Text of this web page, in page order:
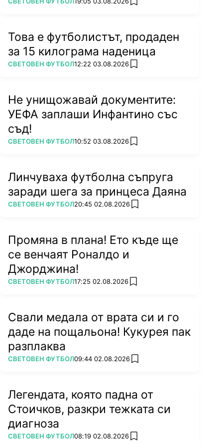
add favorites
Това е футболистът, продаден
за 15 килограма наденица
ПОВЕЧЕ ОТ
СВЕТОВЕН ФУТБОЛ12:22 03.08.2026 add favorites
Не унищожавай документите:
УЕФА заплаши Инфантино със
съд!
ПОВЕЧЕ ОТ
СВЕТОВЕН ФУТБОЛ10:52 03.08.2026 add favorites
Линчуваха футболна съпруга
заради шега за принцеса Даяна
ПОВЕЧЕ ОТ
СВЕТОВЕН ФУТБОЛ20:45 02.08.2026 add favorites
Промяна в плана! Ето къде ще
се венчаят Роналдо и
Джорджина!
ПОВЕЧЕ ОТ
СВЕТОВЕН ФУТБОЛ17:25 02.08.2026 add favorites
Свали медала от врата си и го
даде на пощальона! Кукурея пак
разплаква
ПОВЕЧЕ ОТ
СВЕТОВЕН ФУТБОЛ09:44 02.08.2026 add favorites
Легендата, която падна от
Стоичков, разкри тежката си
диагноза
ПОВЕЧЕ ОТ
СВЕТОВЕН ФУТБОЛ08:19 02.08.2026 add favorites